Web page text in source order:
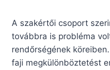
A szakértői csoport
továbbra is probléma
rendőrségének
faji megkülönböztetést